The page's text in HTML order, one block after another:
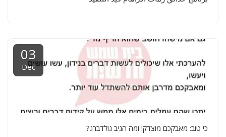
03
Dec
כי טוב: מאבקכם מוצדק! ומה הגיב גולדברג?